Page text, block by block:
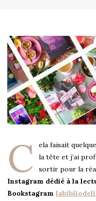
C
ela faisait
la tête et j’ai
sortir pour la
Instagram dédié à la
Bookstagram